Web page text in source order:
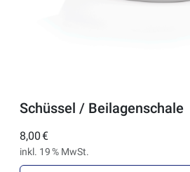
Schüssel / Beilagenschale
8,00 €
inkl. 19 % MwSt.